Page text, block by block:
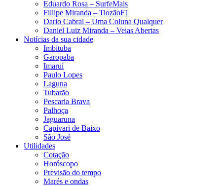
Eduardo Rosa​ – SurfeMais
Fillipe Miranda – TiozãoF1
Dario Cabral – Uma Coluna Qualquer
Daniel Luiz Miranda – Veias Abertas
Notícias da sua cidade
Imbituba
Garopaba
Imaruí
Paulo Lopes
Laguna
Tubarão
Pescaria Brava
Palhoça
Jaguaruna
Capivari de Baixo
São José
Utilidades
Cotação
Horóscopo
Previsão do tempo
Marés e ondas